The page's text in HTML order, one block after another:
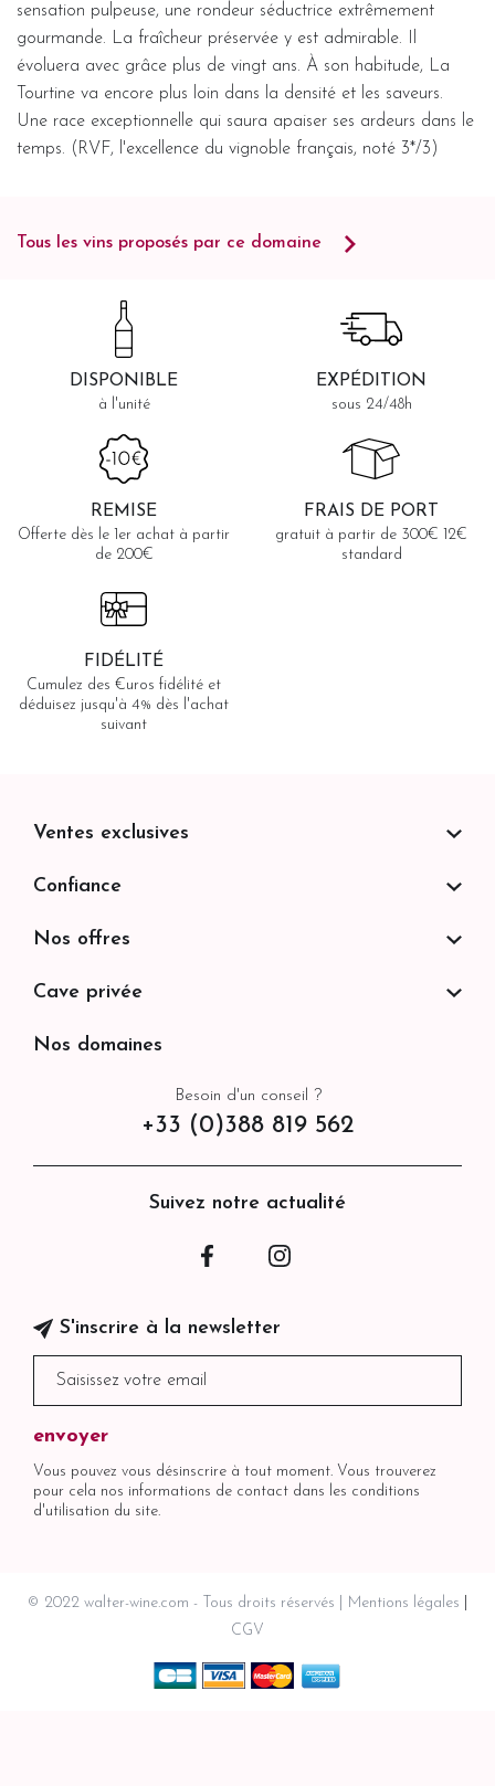
sensation pulpeuse, une rondeur séductrice extrêmement
gourmande. La fraîcheur préservée y est admirable. Il
évoluera avec grâce plus de vingt ans. À son habitude, La
Tourtine va encore plus loin dans la densité et les saveurs.
Une race exceptionnelle qui saura apaiser ses ardeurs dans le
temps. (RVF, l'excellence du vignoble français, noté 3*/3)
Tous les vins proposés par ce domaine
DISPONIBLE
à l'unité
EXPÉDITION
sous 24/48h
REMISE
Offerte dès le 1er achat à partir
de 200€
FRAIS DE PORT
gratuit à partir de 300€ 12€
standard
FIDÉLITÉ
Cumulez des €uros fidélité et
déduisez jusqu'à 4% dès l'achat
suivant
Besoin d'un conseil ?
+33 (0)388 819 562
Suivez notre actualité
Facebook
S'inscrire à la newsletter
Vous pouvez vous désinscrire à tout moment. Vous trouverez
pour cela nos informations de contact dans les conditions
d'utilisation du site.
Ventes exclusives
Confiance
Nos offres
Cave privée
Nos domaines
© 2022 walter-wine.com - Tous droits réservés
Mentions légales
CGV